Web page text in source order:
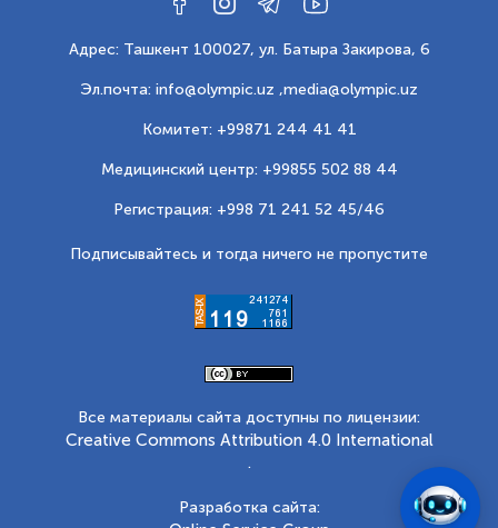
Адрес: Ташкент 100027, ул. Батыра Закирова, 6
Эл.почта: info@olympic.uz ,media@olympic.uz
Комитет: +99871 244 41 41
Медицинский центр: +99855 502 88 44
Регистрация: +998 71 241 52 45/46
Подписывайтесь и тогда ничего не пропустите
Все материалы сайта доступны по лицензии:
Creative Commons Attribution 4.0 International
.
Разработка сайта: